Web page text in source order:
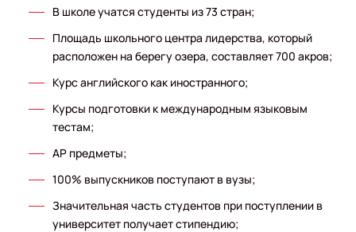
В школе учатся студенты из 73 стран;
Площадь школьного центра лидерства, который
расположен на берегу озера, составляет 700 акров;
Курс английского как иностранного;
Курсы подготовки к международным языковым
тестам;
АР предметы;
100% выпускников поступают в вузы;
Значительная часть студентов при поступлении в
университет получает стипендию;